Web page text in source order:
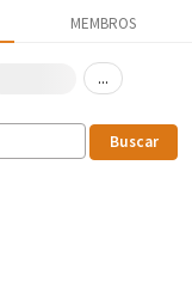
MEMBROS
...